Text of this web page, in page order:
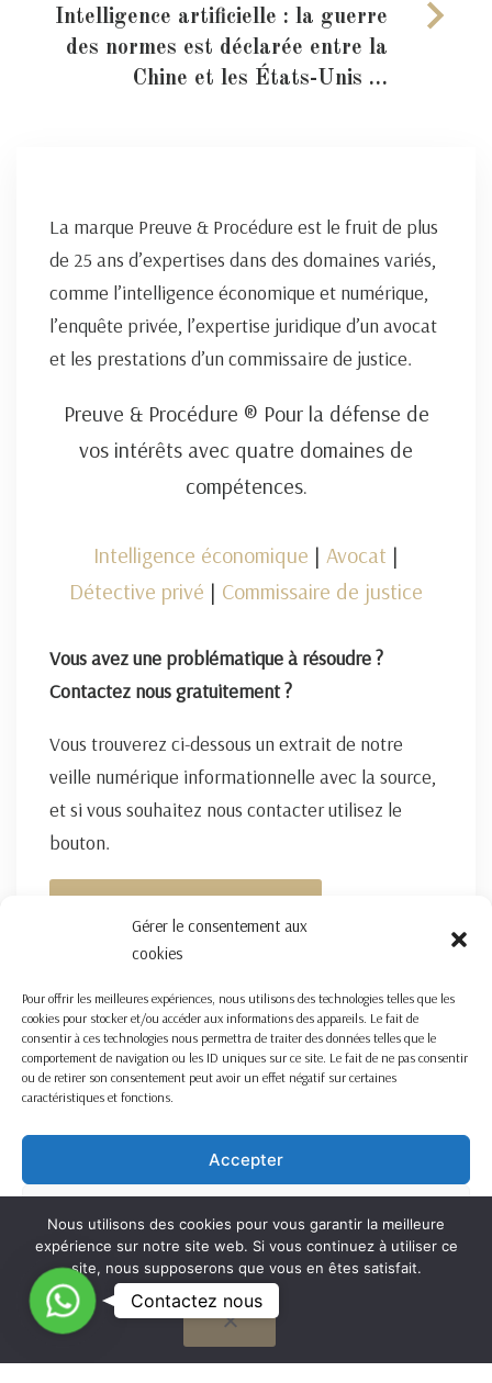
Gérer le consentement aux
cookies
Pour offrir les meilleures expériences, nous utilisons des technologies telles que les
cookies pour stocker et/ou accéder aux informations des appareils. Le fait de
consentir à ces technologies nous permettra de traiter des données telles que le
comportement de navigation ou les ID uniques sur ce site. Le fait de ne pas consentir
ou de retirer son consentement peut avoir un effet négatif sur certaines
caractéristiques et fonctions.
Accepter
Voir les préférences
Cookie Policy
Intelligence artificielle : la guerre
des normes est déclarée entre la
Chine et les États-Unis …
La marque Preuve & Procédure est le fruit de plus
de 25 ans d’expertises dans des domaines variés,
comme l’intelligence économique et numérique,
l’enquête privée, l’expertise juridique d’un avocat
et les prestations d’un commissaire de justice.
Preuve & Procédure ® Pour la défense de
vos intérêts avec quatre domaines de
compétences.
Intelligence économique | Avocat |
Détective privé | Commissaire de justice
Vous avez une problématique à résoudre ?
Contactez nous gratuitement ?
Vous trouverez ci-dessous un extrait de notre
veille numérique informationnelle avec la source,
et si vous souhaitez nous contacter utilisez le
bouton.
Nous utilisons des cookies pour vous garantir la meilleure
expérience sur notre site web. Si vous continuez à utiliser ce
site, nous supposerons que vous en êtes satisfait.
OK
C
o
n
Contactez nous